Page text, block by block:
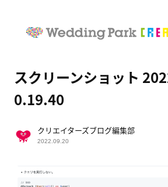
スクリーンショット
0.19.40
クリエイターズブログ編集部
2022.09.20